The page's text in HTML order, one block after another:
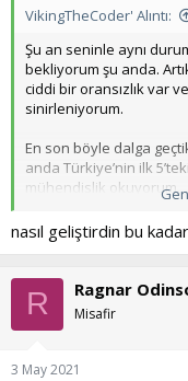
VikingTheCoder' Alıntı:
Şu an seninle aynı
bekliyorum şu anda.
ciddi bir oransızlık var
sinirleniyorum.
En son böyle dalga
anda Türkiye’nin ilk
mühendislik okuyorum.
Beni aşağılamalarının
nasıl geliştirdin bu
R Ragnar
Misafir
3 May 2021